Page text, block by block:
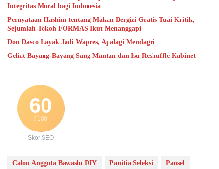
Integritas Moral bagi Indonesia
Pernyataan Hashim tentang Makan Bergizi Gratis Tuai Kritik,
Sejumlah Tokoh FORMAS Ikut Menanggapi
Don Dasco Layak Jadi Wapres, Apalagi Mendagri
Geliat Bayang-Bayang Sang Mantan dan Isu Reshuffle Kabinet
60
/ 100
Skor SEO
Calon Anggota Bawaslu DIY Panitia Seleksi Pansel